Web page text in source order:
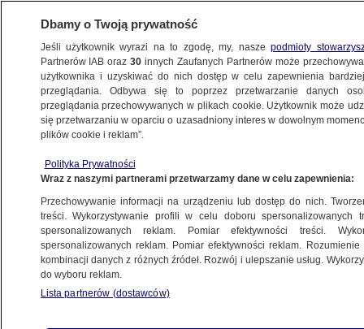
TRÓJMIASTO
latka straciła oszczędności
Oprac.Filip Czekała
15.05.2026, 10:35
Posłuchaj artykułu
Czyta lektor AI
Dbamy o Twoją prywatność
Jeśli użytkownik wyrazi na to zgodę, my, naszepodmioty
Partnerów IAB oraz30 innych Zaufanych Partnerów może
użytkownika i uzyskiwać do nich dostęp w celu zapewnienia
przeglądania. Odbywa się to poprzez przetwarzanie danych
przeglądania przechowywanych w plikach cookie. Użytkownik może
się przetwarzaniu w oparciu o uzasadniony interes w dowolnym
plików cookie i reklam”.
Polityka Prywatności
Wraz z naszymi partnerami przetwarzamy dane w celu zapewnienia:
Przechowywanie informacji na urządzeniu lub dostęp do nich.
treści. Wykorzystywanie profili w celu doboru spersonalizowanych
spersonalizowanych reklam. Pomiar efektywności treści.
spersonalizowanych reklam. Pomiar efektywności reklam.
kombinacji danych z różnych źródeł. Rozwój i ulepszanie usług.
do wyboru reklam.
Lista partnerów (dostawców)